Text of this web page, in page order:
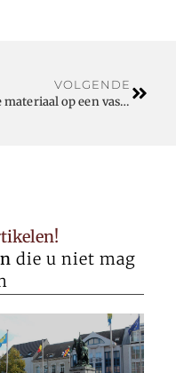
VOLGENDE
Al je materiaal op een vaste plaats in een lade indeling
die u niet mag